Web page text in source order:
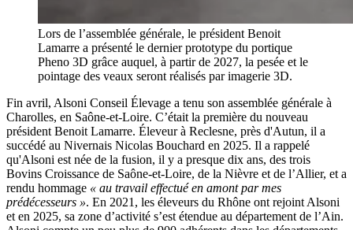
Lors de l’assemblée générale, le président Benoit
Lamarre a présenté le dernier prototype du portique
Pheno 3D grâce auquel, à partir de 2027, la pesée et le
pointage des veaux seront réalisés par imagerie 3D.
Fin avril, Alsoni Conseil Élevage a tenu son assemblée générale à
Charolles, en Saône-et-Loire. C’était la première du nouveau
président Benoit Lamarre. Éleveur à Reclesne, près d'Autun, il a
succédé au Nivernais Nicolas Bouchard en 2025. Il a rappelé
qu'Alsoni est née de la fusion, il y a presque dix ans, des trois
Bovins Croissance de Saône-et-Loire, de la Nièvre et de l’Allier, et a
rendu hommage « au travail effectué en amont par mes
prédécesseurs ». En 2021, les éleveurs du Rhône ont rejoint Alsoni
et en 2025, sa zone d’activité s’est étendue au département de l’Ain.